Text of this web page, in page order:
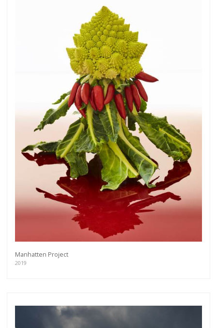
Manhatten Project
2019
you will recieve first invitations and info of
exclusive previews, opening receptions, current